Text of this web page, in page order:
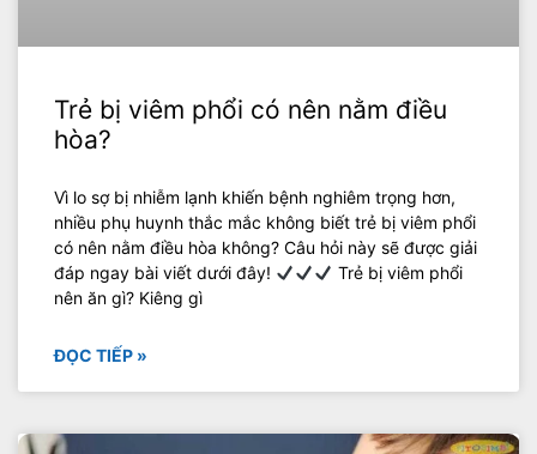
Trẻ bị viêm phổi có nên nằm điều
hòa?
Vì lo sợ bị nhiễm lạnh khiến bệnh nghiêm trọng hơn,
nhiều phụ huynh thắc mắc không biết trẻ bị viêm phổi
có nên nằm điều hòa không? Câu hỏi này sẽ được giải
đáp ngay bài viết dưới đây!
Trẻ bị viêm phổi
nên ăn gì? Kiêng gì
ĐỌC TIẾP »